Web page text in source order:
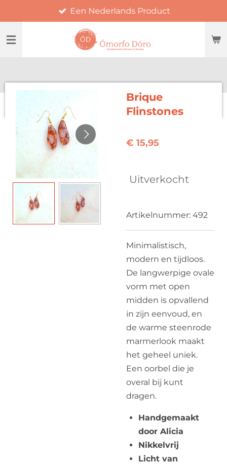
naar
Een Nederlands Product
Brique
Flinstones
€ 15,95
Uitverkocht
Artikelnummer: 492
Minimalistisch,
modern en tijdloos.
De langwerpige ovale
vorm met open
midden is opvallend
in zijn eenvoud, en
de warme steenrode
marmerlook maakt
het geheel uniek.
Een oorbel die je
overal bij kunt
dragen.
Handgemaakt
door Alicia
Nikkelvrij
Licht van